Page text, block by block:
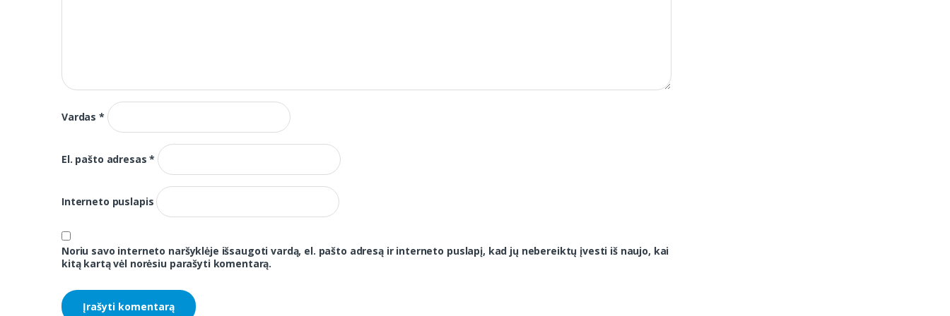
Vardas*
El. pašto adresas*
Interneto puslapis
Noriu savo interneto naršyklėje išsaugoti vardą, el. pašto adresą ir interneto puslapį, kad jų nebereiktų įvesti iš naujo, kai
kitą kartą vėl norėsiu parašyti komentarą.